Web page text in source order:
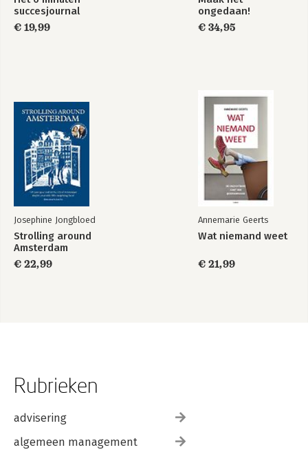
succesjournal
€ 19,99
ongedaan!
€ 34,95
Josephine Jongbloed
Strolling around
Amsterdam
€ 22,99
Annemarie Geerts
Wat niemand weet
€ 21,99
Rubrieken
advisering
algemeen management